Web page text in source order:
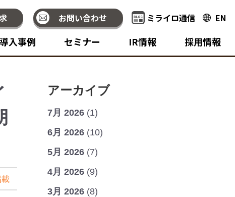
お問い合わせ ミライロ通信 EN
導入事例 セミナー IR情報 採用情報
載
アーカイブ
7月 2026 (1)
6月 2026 (10)
5月 2026 (7)
4月 2026 (9)
3月 2026 (8)